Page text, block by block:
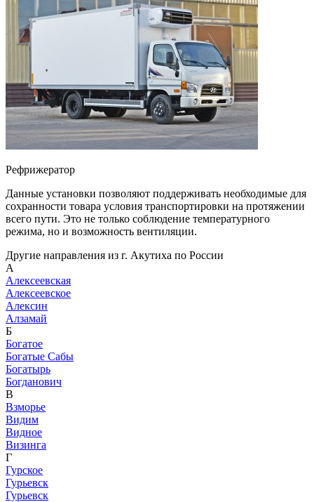
Рефрижератор
Данные установки позволяют поддерживать необходимые для
сохранности товара условия транспортировки на протяжении
всего пути. Это не только соблюдение температурного
режима, но и возможность вентиляции.
Другие направления из г. Акутиха по России
А
Алексеевская
Алексеевское
Алексин
Алзамай
Б
Богатое
Богатые Сабы
Богатырь
Богданович
В
Взморье
Видим
Видное
Визинга
Г
Гурское
Гурьевск
Гурьевск